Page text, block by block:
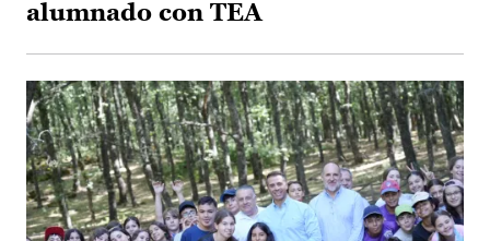
alumnado con TEA